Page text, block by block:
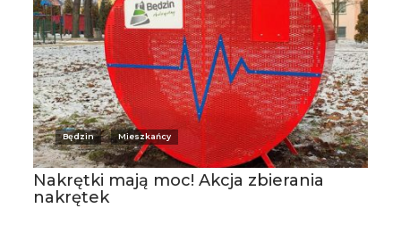
Będzin Mieszkańcy
Nakrętki mają moc! Akcja zbierania
nakrętek